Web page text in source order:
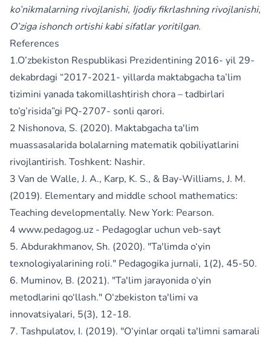
ko’nikmalarning rivojlanishi, Ijodiy fikrlashning rivojlanishi,
O’ziga ishonch ortishi kabi sifatlar yoritilgan.
References
1.O’zbekiston Respublikasi Prezidentining 2016- yil 29-
dekabrdagi “2017-2021- yillarda maktabgacha ta’lim
tizimini yanada takomillashtirish chora – tadbirlari
to’g’risida”gi PQ-2707- sonli qarori.
2 Nishonova, S. (2020). Maktabgacha ta'lim
muassasalarida bolalarning matematik qobiliyatlarini
rivojlantirish. Toshkent: Nashir.
3 Van de Walle, J. A., Karp, K. S., & Bay-Williams, J. M.
(2019). Elementary and middle school mathematics:
Teaching developmentally. New York: Pearson.
4 www.pedagog.uz - Pedagoglar uchun veb-sayt
5. Abdurakhmanov, Sh. (2020). "Ta'limda o‘yin
texnologiyalarining roli." Pedagogika jurnali, 1(2), 45-50.
6. Muminov, B. (2021). "Ta'lim jarayonida o‘yin
metodlarini qo‘llash." O‘zbekiston ta'limi va
innovatsiyalari, 5(3), 12-18.
7. Tashpulatov, I. (2019). "O‘yinlar orqali ta'limni samarali